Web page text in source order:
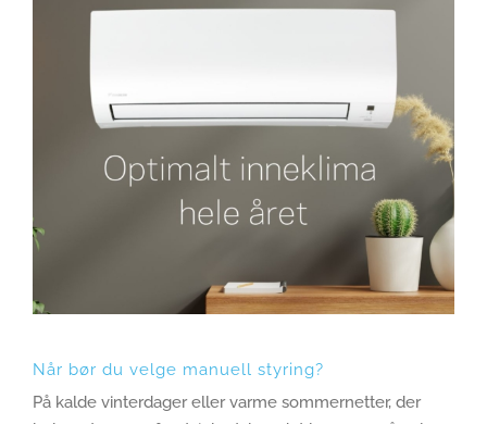
Når bør du velge manuell styring?
På kalde vinterdager eller varme sommernetter, der